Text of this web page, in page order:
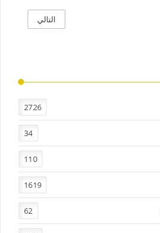
التالي
2726
34
110
1619
62